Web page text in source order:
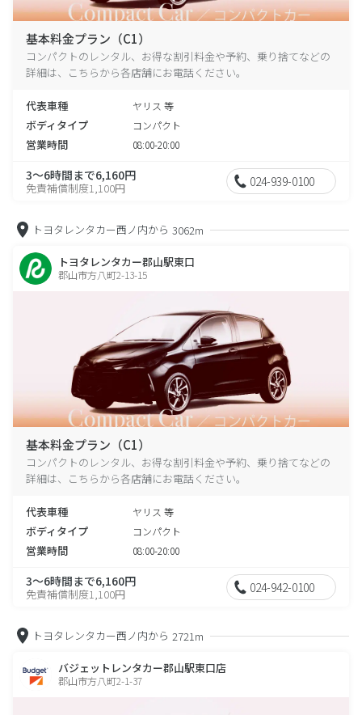
基本料金プラン（C1）
コンパクトのレンタル、お得な割引料金や予約、乗り捨てなどの
詳細は、こちらから各店舗にお電話ください。
代表車種 ヤリス 等
ボディタイプ コンパクト
営業時間 08:00-20:00
3～6時間まで6,160円
免責補償制度1,100円 024-939-0100
トヨタレンタカー西ノ内から 3062m
トヨタレンタカー郡山駅東口
郡山市方八町2-13-15
基本料金プラン（C1）
コンパクトのレンタル、お得な割引料金や予約、乗り捨てなどの
詳細は、こちらから各店舗にお電話ください。
代表車種 ヤリス 等
ボディタイプ コンパクト
営業時間 08:00-20:00
3～6時間まで6,160円
免責補償制度1,100円 024-942-0100
トヨタレンタカー西ノ内から 2721m
バジェットレンタカー郡山駅東口店
郡山市方八町2-1-37